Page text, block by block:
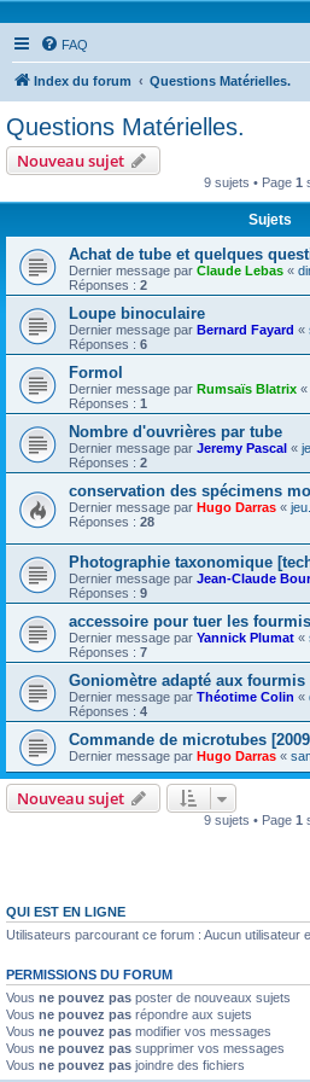
FAQ
Index du forum Questions Matérielles.
Questions Matérielles.
Nouveau sujet
9 sujets • Page 1
Sujets
Achat de tube et quelques
Dernier message par Claude Lebas «
Réponses : 2
Loupe binoculaire
Dernier message par Bernard Fayard «
Réponses : 6
Formol
Dernier message par Rumsaïs Blatrix «
Réponses : 1
Nombre d'ouvrières par tube
Dernier message par Jeremy Pascal «
Réponses : 2
conservation des spécimens
Dernier message par Hugo Darras «
Réponses : 28
Photographie taxonomique
Dernier message par Jean-Claude
Réponses : 9
accessoire pour tuer les
Dernier message par Yannick Plumat «
Réponses : 7
Goniomètre adapté aux fourmis
Dernier message par Théotime Colin «
Réponses : 4
Commande de microtubes
Dernier message par Hugo Darras «
Nouveau sujet
9 sujets • Page 1
QUI EST EN LIGNE
Utilisateurs parcourant ce forum : Aucun utilisateur
PERMISSIONS DU FORUM
Vous ne pouvez pas poster de nouveaux sujets
Vous ne pouvez pas répondre aux sujets
Vous ne pouvez pas modifier vos messages
Vous ne pouvez pas supprimer vos messages
Vous ne pouvez pas joindre des fichiers